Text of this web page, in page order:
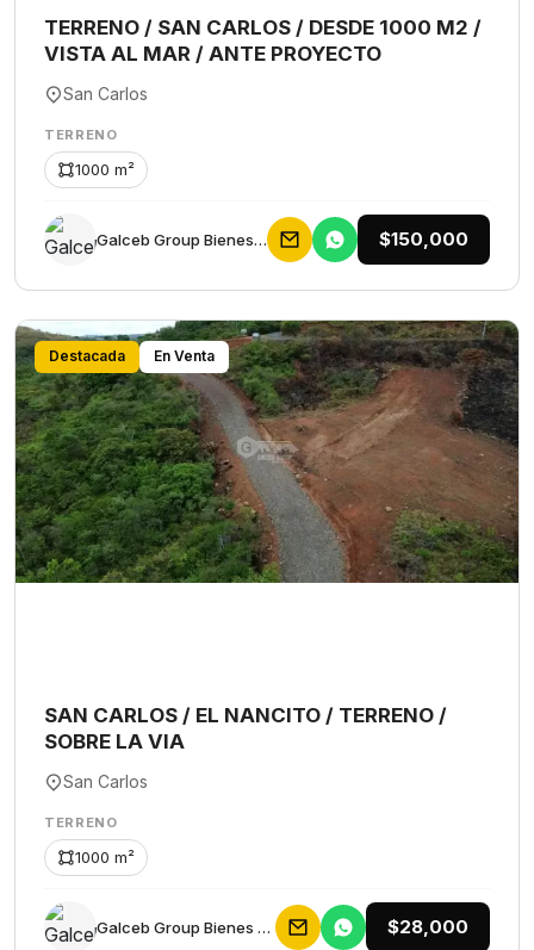
TERRENO / SAN CARLOS / DESDE 1000 M2 /
VISTA AL MAR / ANTE PROYECTO
San Carlos
TERRENO
1000 m²
Galceb Group Bienes Raices $150,000
Destacada En Venta
SAN CARLOS / EL NANCITO / TERRENO /
SOBRE LA VIA
San Carlos
TERRENO
1000 m²
Galceb Group Bienes Raices $28,000